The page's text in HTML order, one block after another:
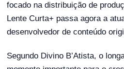
focado na distribuição de
Lente Curta+ passa agora a
desenvolvedor de conteúdo
Segundo Divino B’Atista, o